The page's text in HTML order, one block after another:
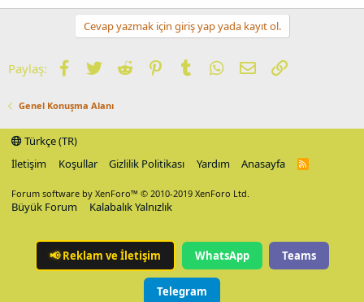
Cevap yazmak için giriş yap yada kayıt ol.
Paylaş: Facebook
TwitterReddit PinterestTumblrWhatsApp
E-postaLink
Genel Konuşma Alanı
Türkçe (TR)
İletişim
Koşullar Gizlilik Politikası Yardım Anasayfa
R
Forum software by XenForo™ © 2010-2019 XenForo Ltd.
Büyük Forum Kalabalık Yalnızlık
📢Reklam ve İletişim WhatsApp Teams
Telegram